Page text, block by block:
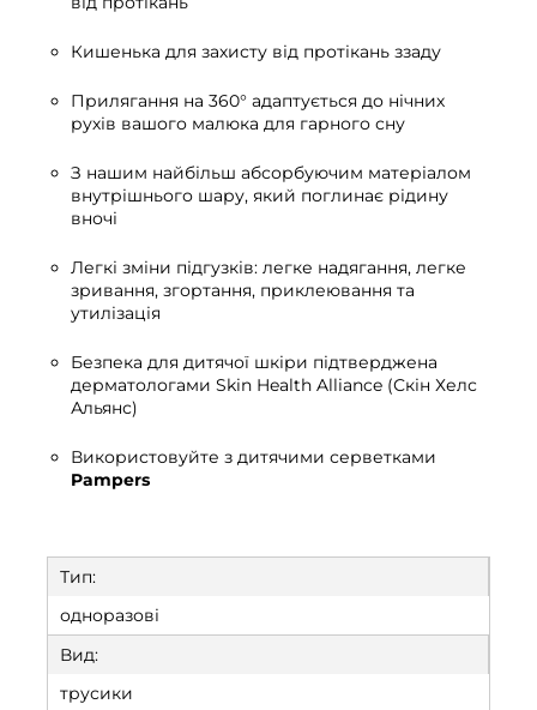
Кишенька для захисту від протікань ззаду
Прилягання на 360° адаптується до нічних
рухів вашого малюка для гарного сну
З нашим найбільш абсорбуючим матеріалом
внутрішнього шару, який поглинає рідину
вночі
Легкі зміни підгузків: легке надягання, легке
зривання, згортання, приклеювання та
утилізація
Безпека для дитячої шкіри підтверджена
дерматологами Skin Health Alliance (Скін Хелс
Альянс)
Використовуйте з дитячими серветками
Pampers
Тип:
одноразові
Вид:
трусики